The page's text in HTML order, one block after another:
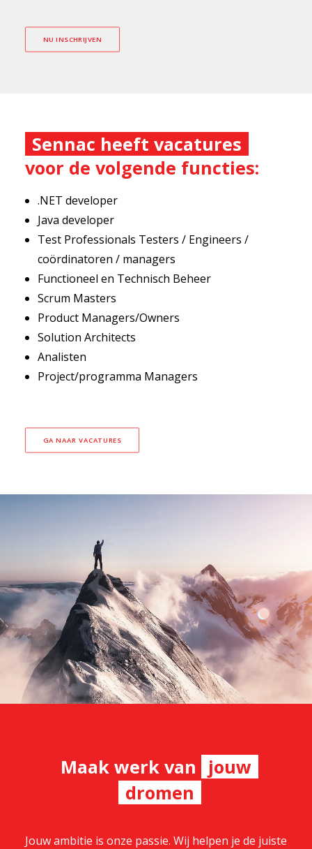
NU INSCHRIJVEN
Sennac heeft vacatures
voor de volgende functies:
.NET developer
Java developer
Test Professionals Testers / Engineers /
coördinatoren / managers
Functioneel en Technisch Beheer
Scrum Masters
Product Managers/Owners
Solution Architects
Analisten
Project/programma Managers
GA NAAR VACATURES
Maak werk van
jouw
dromen
Jouw ambitie is onze passie. Wij helpen je de juiste